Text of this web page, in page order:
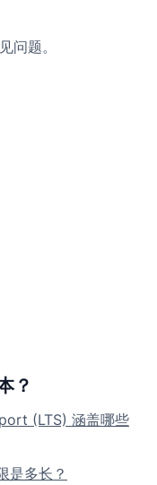
问题。
？
(LTS) 涵盖哪些
是多长？